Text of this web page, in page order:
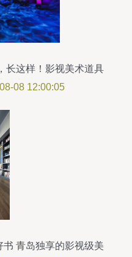
长这样！影视美术道具
梦空间
08 12:00:05
青岛独享的影视级美